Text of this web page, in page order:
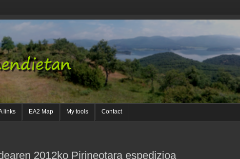
links EA2 Map My tools Contact
2012ko Pirineotara espedizioa